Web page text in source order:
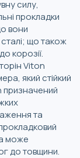
силу,
прокладки
вони
що також
корозії.
Viton
який стійкий
призначений
та
може
до товщини.